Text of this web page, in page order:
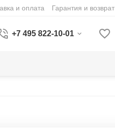
и оплата Гарантия и возврат
+7 495 822-10-01